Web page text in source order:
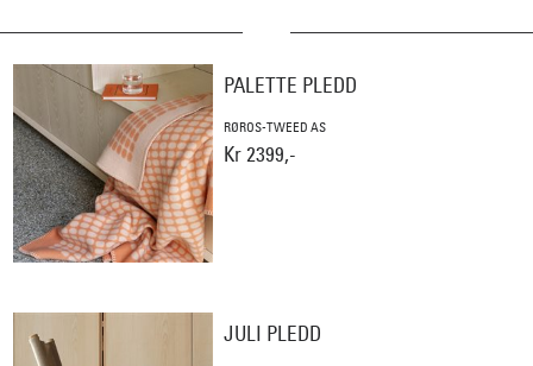
PALETTE PLEDD
RØROS-TWEED AS
Kr 2399,-
JULI PLEDD